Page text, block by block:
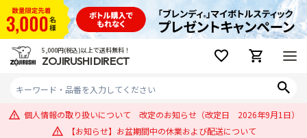
5,000円(税込)以上で送料無料！
ZOJIRUSHI DIRECT
個人情報の取り扱いについて 改定のお知らせ（改定日 2026年9月1日）
【お知らせ】お盆期間中の休業および配送について